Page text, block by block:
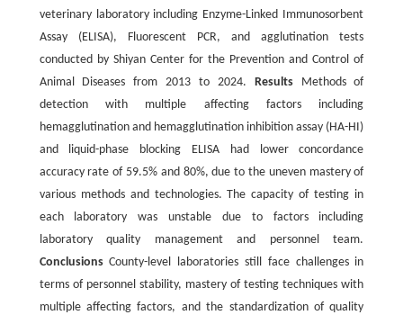
veterinary laboratory including Enzyme-Linked Immunosorbent
Assay (ELISA), Fluorescent PCR, and agglutination tests
conducted by Shiyan Center for the Prevention and Control of
Animal Diseases from 2013 to 2024. ResultsMethods of
detection with multiple affecting factors including
hemagglutination and hemagglutination inhibition assay (HA-HI)
and liquid-phase blocking ELISA had lower concordance
accuracy rate of 59.5% and 80%, due to the uneven mastery of
various methods and technologies. The capacity of testing in
each laboratory was unstable due to factors including
laboratory quality management and personnel team.
ConclusionsCounty-level laboratories still face challenges in
terms of personnel stability, mastery of testing techniques with
multiple affecting factors, and the standardization of quality